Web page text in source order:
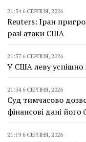
21:54 6 СЕРПНЯ, 2026
Reuters: Іран
разі атаки США
21:37 6 СЕРПНЯ, 2026
У США леву успішно
21:34 6 СЕРПНЯ, 2026
Суд тимчасово
фінансові дані його
21:19 6 СЕРПНЯ, 2026